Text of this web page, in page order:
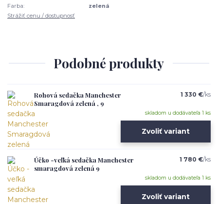
Farba:
zelená
Strážiť cenu / dostupnosť
Podobné produkty
Rohová sedačka Manchester
Smaragdová zelená , 9
1 330 €/ks
skladom u dodávateľa 1 ks
Zvoliť variant
Účko -veľká sedačka Manchester
smaragdová zelená 9
1 780 €/ks
skladom u dodávateľa 1 ks
Zvoliť variant